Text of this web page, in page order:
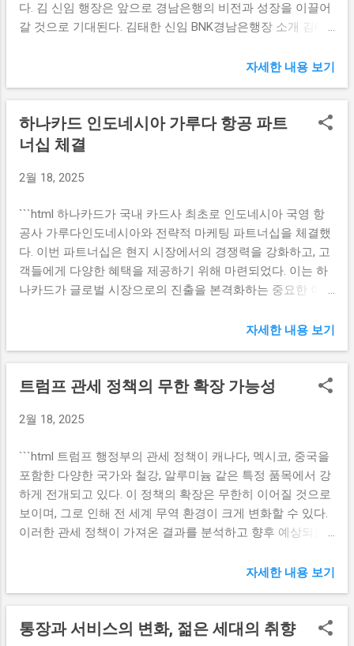
디지털 전환이 신용평가 ...
공급 확대였으나, 일부 업체의 사욕으로 인해 정책 효과가 반
감되고 있다. 따라서 모아타운 지역 내에서 지분 쪼개기 거래
해결하기 위해서는 서울시와 지자체의 엄격한 감시가 필요하
다. 또한, 해당 지역의 토지 거래에 대한 규제를 강화해야 할
시장의 투명성을 확보할 수 있을 것이다. 세금 탈루의 심각성
서울 내 기획부동산 업체 A가 골드바를 지급하며 세금 탈루
진다. 세금 탈루는 정부의 세수를 감소시키고, 공공재원에 대
이런 행위가 빈번하게 발생하고 있어, 규제의 필요성이 더욱
강조되고 있다. 기획부동산 업체 A는 실제 거래금액을 숨기
고 낮은 금액으로 신고하여 세금을 회피하는 방식으로 ...
다. 김 신임 행장은 앞으로 경남은행의 비전과 성장을 이끌어
갈 것으로 기대된다. 김태한 신임 BNK경남은행장 소개 김태
자금융그룹의 부행장보직을 역임해온 경험이 있다. 그는 이
제공하며 고객 만족도를 높여왔다. 또한, 관련 분야에서 다수
의 프로젝트를 성공적으로 이끌어내며 경영 능력을 입증해왔
다. 김 신임 행장은 특히 기업금융 부문에 있어서 풍부한 경험
하는 데 도움이 될 것이다. 앞으로 그는 고객의 니즈를 충족시
성장 비전을 실현하는 데 주력할 계획이다. 고객의 신뢰를 중
요시하는 그의 경영 철학은 앞으로의 경남은행 운영에 긍정
적인 영향을 미칠 것으로 기대된다. BNK금융그룹의 CEO후보
추천위원회 BNK금융그룹은 17일 자회사 CEO 후보추천위원
회를 개최하여 새로운 경영진을 선임하는 중요한 결정을 내
자회사에서 최적의 인재를 발굴하기 위해 다양한 노력을 기
울이고 있다. 이 과정에서는 후보자의 전문성과 경험을 종합
적으로 평가하여 최종 후보를 선정한다고 전해졌다. 김태한
신임 행장은 이번 위원회에서 특히 기업고객 부문에 대한 전
에 부합하는 인재로 여겨진다. BNK금융그룹은 앞으로도 이러
화할 예정이다. 잠재력 있는 인재들이 리더십을 발휘할 수 있
는 환경을 조성하여 그룹 전반의 경쟁력을 높이는 것이 이들
의 목표이다. 향후 경남은행의 비전과 계획 신임 김태한 행장
은 BNK경남은행의 ...
자세한 내용 보기
하나카드 인도네시아 가루다 항공 파트
너십 체결
2월 18, 2025
```html 하나카드가 국내 카드사 최초로 인도네시아 국영 항
공사 가루다인도네시아와 전략적 마케팅 파트너십을 체결했
다. 이번 파트너십은 현지 시장에서의 경쟁력을 강화하고, 고
객들에게 다양한 혜택을 제공하기 위해 마련되었다. 이는 하
나카드가 글로벌 시장으로의 진출을 본격화하는 중요한 이정
도네시아 시장에 대한 높은 관심과 잠재력을 바탕으로 가루
늘을 나는 고객들에게 더욱 풍부한 서비스를 제공할 수 있는
기회를 갖게 되었다. 또한, 인도네시아는 동남아시아에서 가
성장과 발전을 추구할 수 있을 것으로 기대된다. 하나카드는
고객에게 매력적인 혜택을 제공할 계획이다. 이를 통해 고객
들은 가루다 항공의 항공권 할인, 특별 프로모션 등의 혜택을
누릴 수 있을 것이다. 이러한 서비스 강화는 고객의 만족도를
높이고, 브랜드 충성도를 강화하는 데 중요한 역할을 할 것으
로 예상된다. 더불어, 하나카드는 디지털 플랫폼을 활용한 마
계획이다. 특히, 소셜 미디어와 다양한 온라인 채널을 통해 고
객과의 소통을 강화하고, 실시간으로 맞춤형 서비스를 제공
고객을 확보할 수 있는 발판을 마련하게 될 것이다. 가루다인
자세한 내용 보기
트럼프 관세 정책의 무한 확장 가능성
2월 18, 2025
```html 트럼프 행정부의 관세 정책이 캐나다, 멕시코, 중국을
포함한 다양한 국가와 철강, 알루미늄 같은 특정 품목에서 강
하게 전개되고 있다. 이 정책의 확장은 무한히 이어질 것으로
보이며, 그로 인해 전 세계 무역 환경이 크게 변화할 수 있다.
이러한 관세 정책이 가져온 결과를 분석하고 향후 예상되는
트럼프의 관세 정책은 불공정한 무역 관행에 대한 강력한 대
과 알루미늄과 같은 품목에 대한 높은 관세 부과를 통해 자국
산업 보호를 목표로 하고 있다. 그러나 이러한 정책이 무역 전
자세한 내용 보기
통장과 서비스의 변화, 젊은 세대의 취향